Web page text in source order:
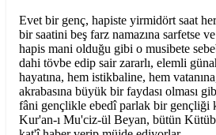
Evet bir genç, hapiste yirmidört saat
bir saatini beş farz namazına sarfetse
hapis mani olduğu gibi o musibete
dahi tövbe edip sair zararlı, elemli
hayatına, hem istikbaline, hem
akrabasına büyük bir faydası olması
fâni gençlikle ebedî parlak bir gençliği
Kur'an-ı Mu'ciz-ül Beyan, bütün